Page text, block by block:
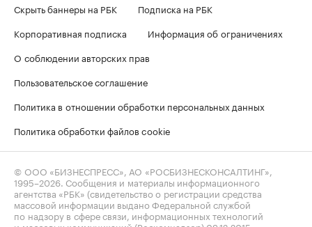
Скрыть баннеры на РБК
Подписка на РБК
Корпоративная подписка
Информация об ограничениях
О соблюдении авторских прав
Пользовательское соглашение
Политика в отношении обработки персональных данных
Политика обработки файлов cookie
© ООО «БИЗНЕСПРЕСС», АО «РОСБИЗНЕСКОНСАЛТИНГ»,
1995–2026 . Сообщения и материалы информационного
агентства «РБК» (свидетельство о регистрации средства
массовой информации выдано Федеральной службой
по надзору в сфере связи, информационных технологий